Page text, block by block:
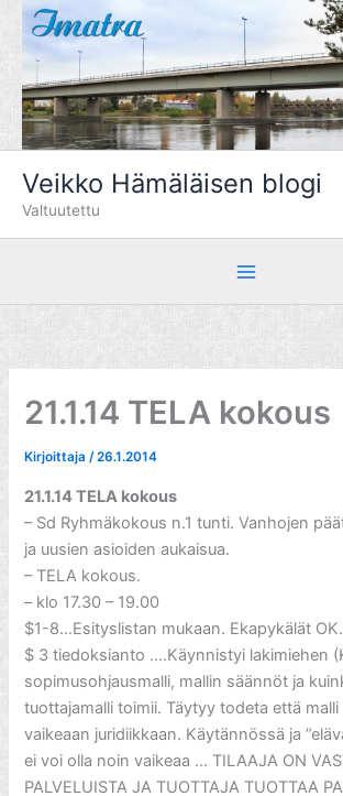
Siirry
sisältöön
Veikko Hämäläisen blogi
Valtuutettu
21.1.14 TELA kokous
Kirjoittaja/26.1.2014
21.1.14 TELA kokous
– Sd Ryhmäkokous n.1 tunti. Vanhojen
ja uusien asioiden aukaisua.
– TELA kokous.
– klo 17.30 – 19.00
$1-8…Esityslistan mukaan. Ekapykälät
$ 3 tiedoksianto ….Käynnistyi lakimiehen
sopimusohjausmalli, mallin säännöt ja
tuottajamalli toimii. Täytyy todeta että
vaikeaan juridiikkaan. Käytännössä ja
ei voi olla noin vaikeaa … TILAAJA ON
PALVELUISTA JA TUOTTAJA TUOTTAA